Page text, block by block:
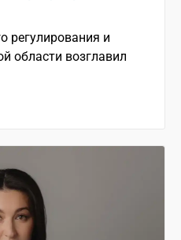
регулирования и
области возглавил